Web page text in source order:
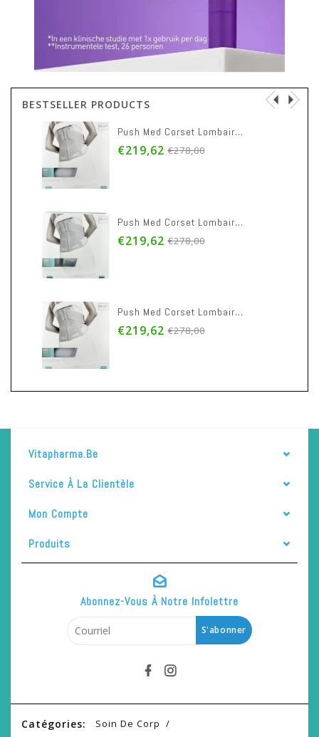
BESTSELLER PRODUCTS
Push Med Corset Lombaire 110-125cm T5
€219,62 €278,00
Push Med Corset Lombaire 97-110cm T4
€219,62 €278,00
Push Med Corset Lombaire 85- 97cm T3
€219,62 €278,00
Vitapharma.be
Service À La Clientèle
Mon Compte
Produits
Abonnez-Vous À Notre Infolettre
S'abonner
Catégories:
Soin De Corp